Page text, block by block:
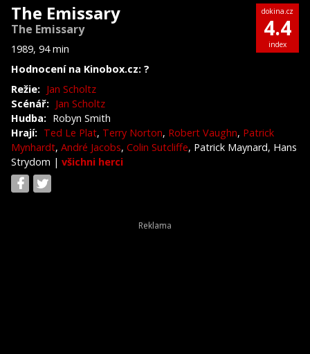
The Emissary
The Emissary
1989, 94 min
Hodnocení na Kinobox.cz: ?
dokina.cz
4.4
index
Režie: Jan Scholtz
Scénář: Jan Scholtz
Hudba: Robyn Smith
Hrají: Ted Le Plat, Terry Norton, Robert Vaughn, Patrick
Mynhardt, André Jacobs, Colin Sutcliffe, Patrick Maynard, Hans
Strydom | všichni herci